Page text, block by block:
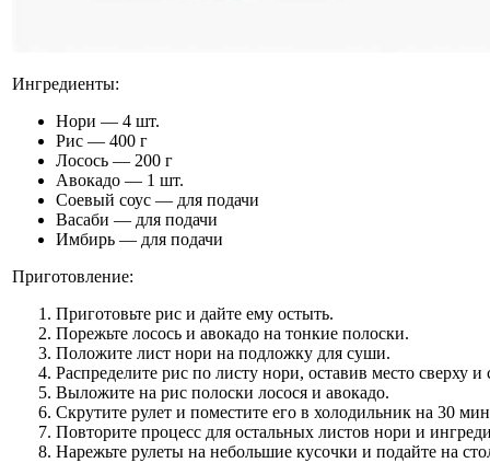
Ингредиенты:
Нори — 4 шт.
Рис — 400 г
Лосось — 200 г
Авокадо — 1 шт.
Соевый соус — для подачи
Васаби — для подачи
Имбирь — для подачи
Приготовление:
Приготовьте рис и дайте ему остыть.
Порежьте лосось и авокадо на тонкие полоски.
Положите лист нори на подложку для суши.
Распределите рис по листу нори, оставив место сверху и
Выложите на рис полоски лосося и авокадо.
Скрутите рулет и поместите его в холодильник на 30
Повторите процесс для остальных листов нори и
Нарежьте рулеты на небольшие кусочки и подайте на